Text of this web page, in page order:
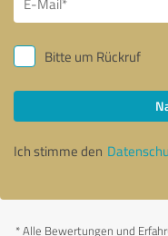
Bitte um Rückruf
Ich stimme den
*Alle Bewertungen und